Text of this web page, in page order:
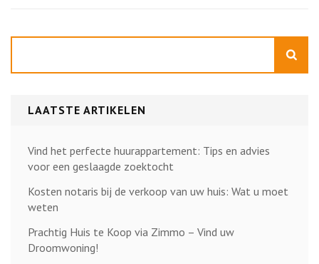
LAATSTE ARTIKELEN
Vind het perfecte huurappartement: Tips en advies
voor een geslaagde zoektocht
Kosten notaris bij de verkoop van uw huis: Wat u moet
weten
Prachtig Huis te Koop via Zimmo – Vind uw
Droomwoning!